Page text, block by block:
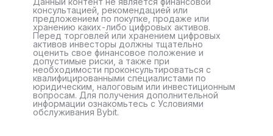
консультацией, рекомендацией или
предложением по покупке, продаже или
хранению каких-либо цифровых активов.
Перед торговлей или хранением цифровых
активов инвесторы должны тщательно
оценить свое финансовое положение и
допустимые риски, а также при
необходимости проконсультироваться с
квалифицированными специалистами по
юридическим, налоговым или инвестиционным
вопросам. Для получения дополнительной
информации ознакомьтесь с Условиями
обслуживания Bybit.